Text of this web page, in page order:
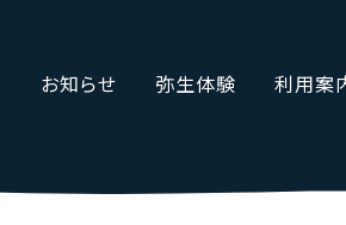
お知らせ 弥生体験 利用案